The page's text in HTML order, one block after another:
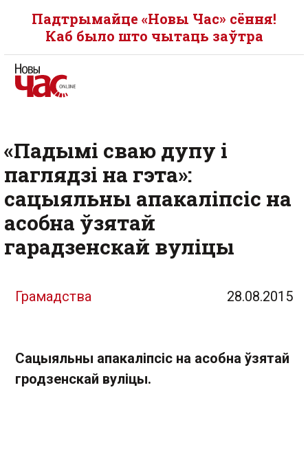
Падтрымайце «Новы Час» сёння!
Каб было што чытаць заўтра
«Падымі сваю дупу і
паглядзі на гэта»:
сацыяльны апакаліпсіс на
асобна ўзятай
гарадзенскай вуліцы
Грамадства 28.08.2015
Сацыяльны апакаліпсіс на асобна ўзятай
гродзенскай вуліцы.